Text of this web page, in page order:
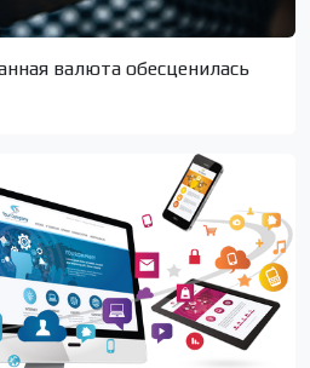
валюта обесценилась